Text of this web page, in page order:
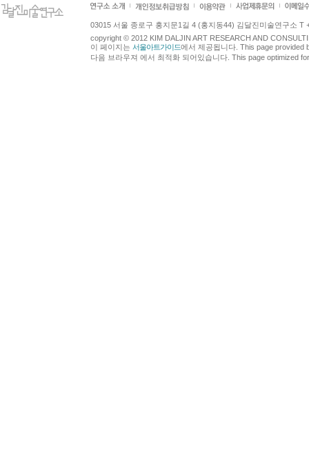
03015 서울 종로구 홍지문1길 4 (홍지동44) 김달진미술연구소 T
copyright © 2012 KIM DALJIN ART RESEARCH AND
이 페이지는 서울아트가이드에서 제공됩니다. This page provided
다음 브라우져 에서 최적화 되어있습니다. This page optimized